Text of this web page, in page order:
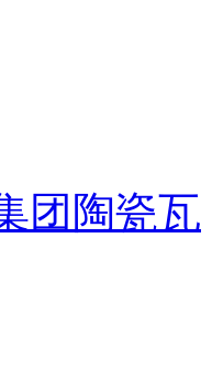
团陶瓷瓦